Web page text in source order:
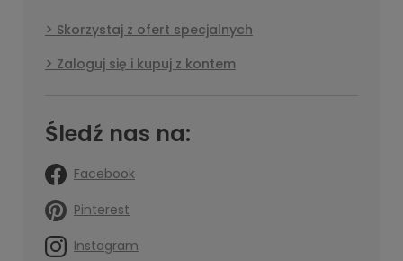
Skorzystaj z ofert specjalnych
Zaloguj się i kupuj z kontem
Śledź nas na:
Facebook
Pinterest
Instagram